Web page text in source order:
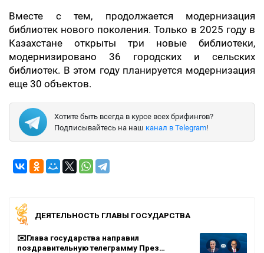
Вместе с тем, продолжается модернизация
библиотек нового поколения. Только в 2025 году в
Казахстане открыты три новые библиотеки,
модернизировано 36 городских и сельских
библиотек. В этом году планируется модернизация
еще 30 объектов.
Хотите быть всегда в курсе всех брифингов?
Подписывайтесь на наш канал в Telegram!
ДЕЯТЕЛЬНОСТЬ ГЛАВЫ ГОСУДАРСТВА
✉️Глава государства направил
поздравительную телеграмму През…